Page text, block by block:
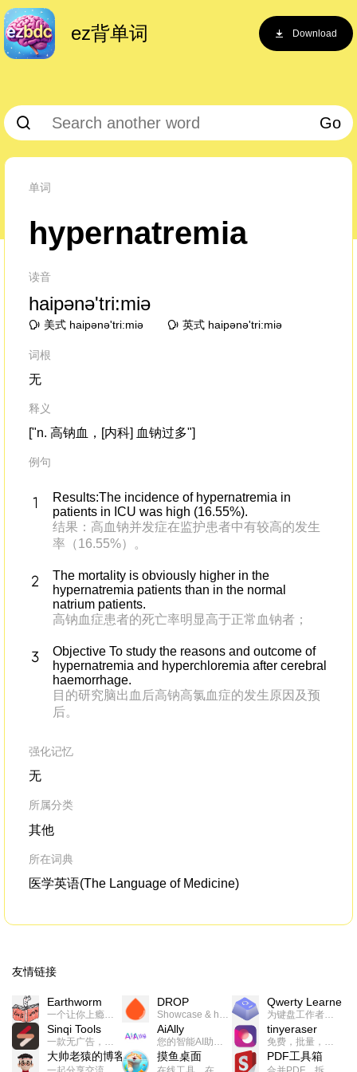
ez背单词 Download
Go
单词
hypernatremia
读音
haipənə'tri:miə
美式 haipənə'tri:miə 英式 haipənə'tri:miə
词根
无
释义
["n. 高钠血，[内科] 血钠过多"]
例句
Results:The incidence of hypernatremia in
patients in ICU was high (16.55%).
结果：高血钠并发症在监护患者中有较高的发生
率（16.55%）。
The mortality is obviously higher in the
hypernatremia patients than in the normal
natrium patients.
高钠血症患者的死亡率明显高于正常血钠者；
Objective To study the reasons and outcome of
hypernatremia and hyperchloremia after cerebral
haemorrhage.
目的研究脑出血后高钠高氯血症的发生原因及预
后。
强化记忆
无
所属分类
其他
所在词典
医学英语(The Language of Medicine)
友情链接
Earthworm
一个让你上瘾的英语学习工具，使用 连词成句 、 i + 1 、 以终为始等学习理论来帮助你习得英语，通过不断的重复形成肌肉记忆，最重要的是 游戏化 的形式让学习英语从此不再痛苦
DROP
Showcase & host your work in extraordinary ways.不限速文件分享，托管，建站平台
Qwerty Learner
为键盘工作者设计的单词与肌肉记忆锻炼软件
Sinqi Tools
一款无广告，界面清爽的神奇在线小工具集合，范围包括但不限于：开发，设计，日常生活等
AiAlly
您的智能AI助手解决方案。提供24/7全天候的高效虚拟员工服务，助力个人和组织提升生产力、激发创新潜能。
tinyeraser
免费，批量，快速，一键换背景的桌面软件
大帅老猿的博客 摸鱼桌面 PDF工具箱